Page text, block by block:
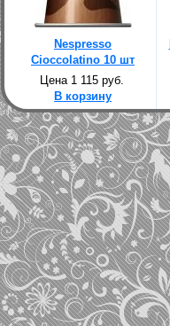
Nespresso
Cioccolatino 10 шт
Цена 1 115 руб.
В корзину